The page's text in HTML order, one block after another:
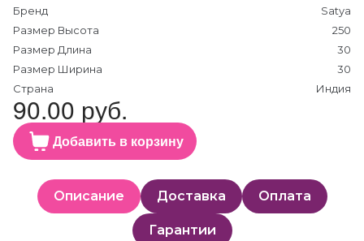
Бренд
Satya
Размер Высота
250
Размер Длина
30
Размер Ширина
30
Страна
Индия
90.00 руб.
Добавить в корзину
Описание Доставка Оплата
Гарантии